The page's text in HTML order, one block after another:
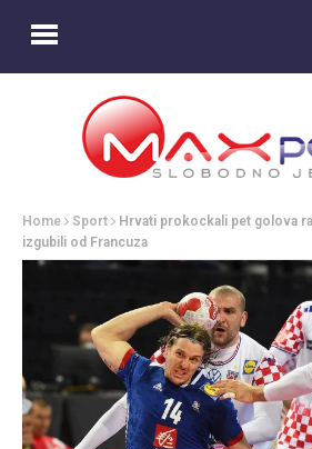
Home Sport
Hrvati prokockali pet golova
izgubili od Francuza